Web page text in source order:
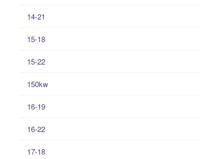
14-21
15-18
15-22
150kw
16-19
16-22
17-18